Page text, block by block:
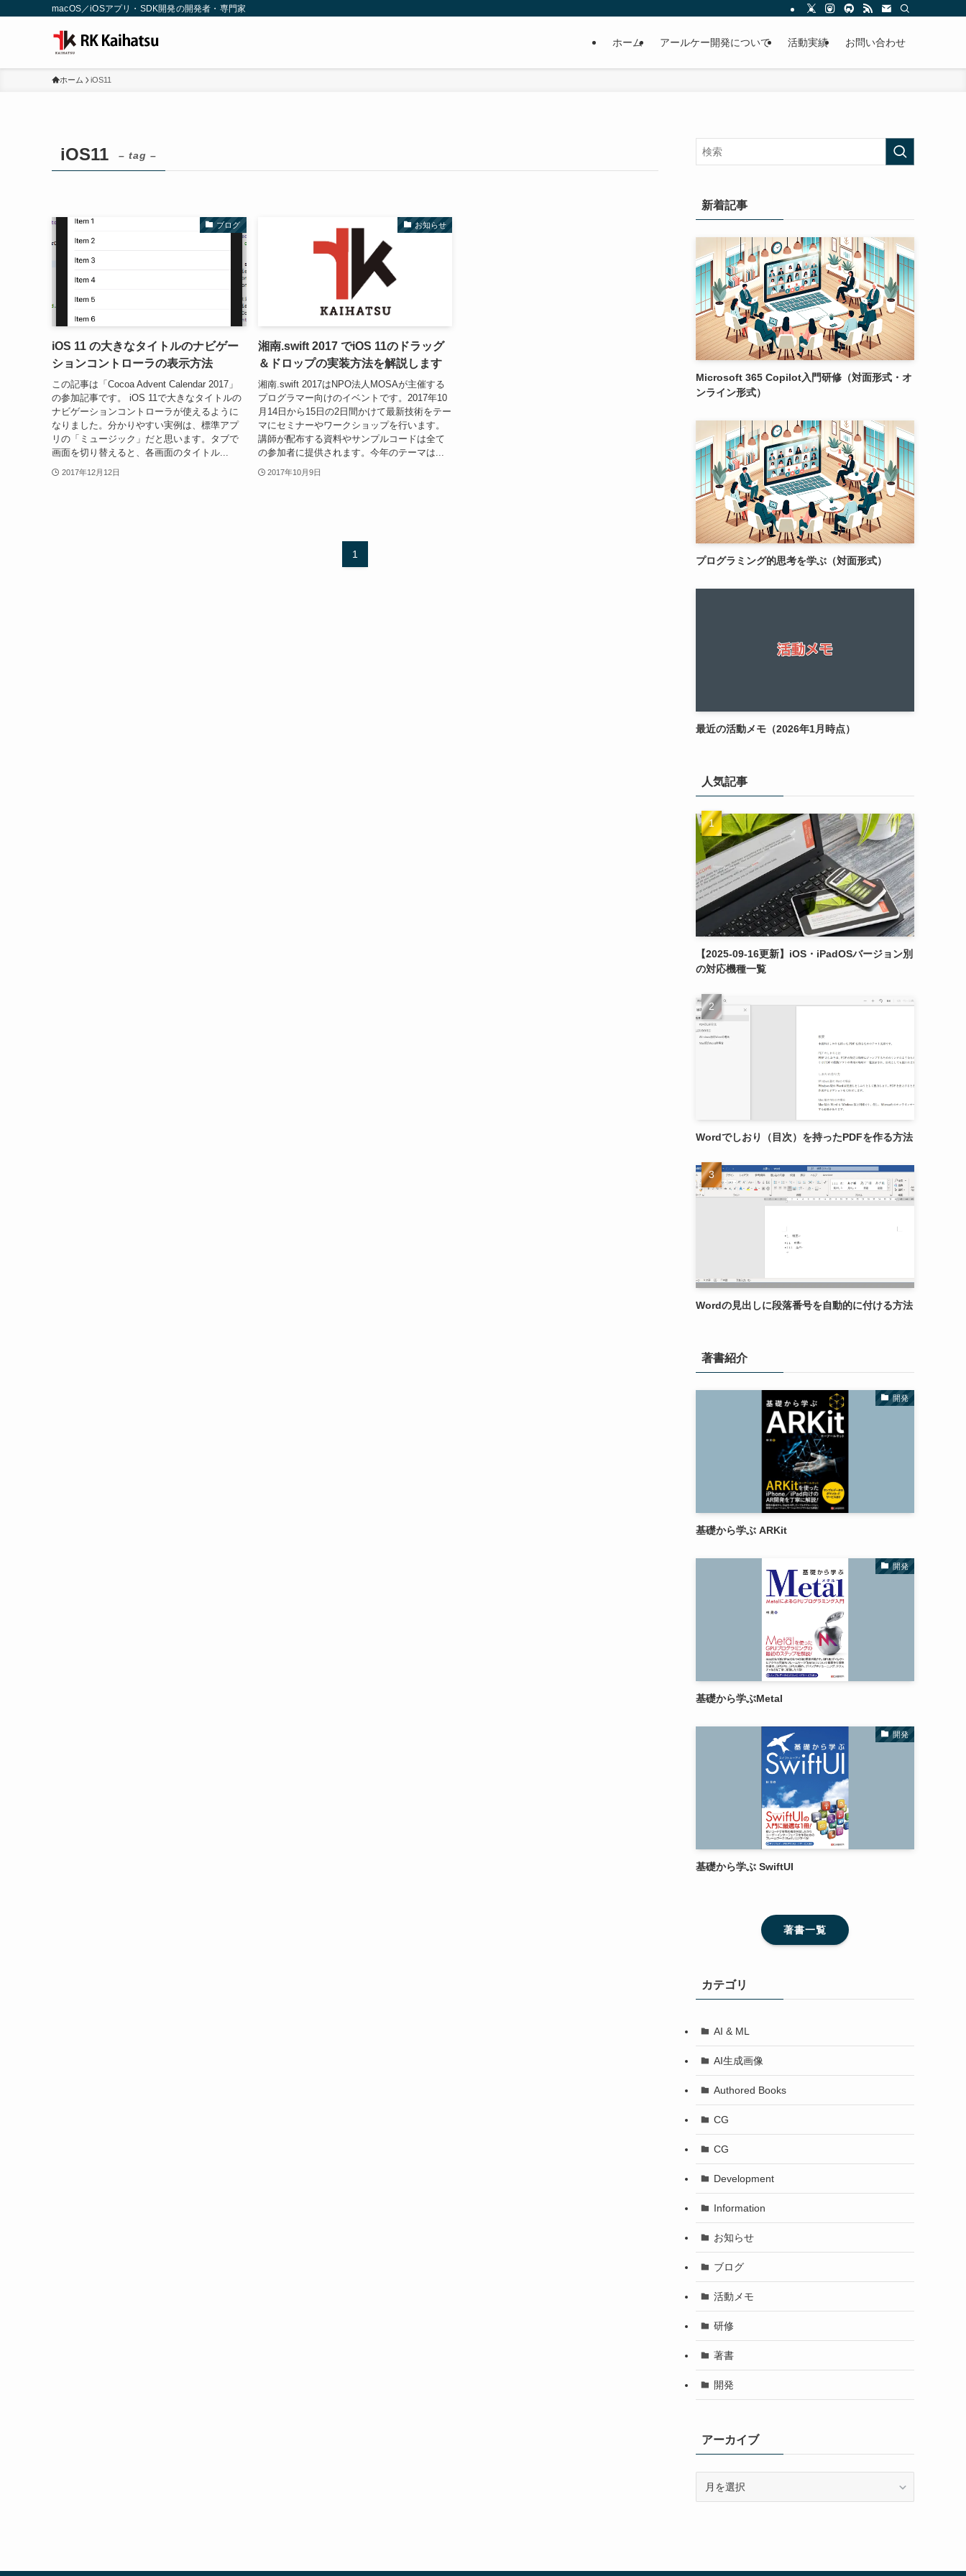
macOS／iOSアプリ・SDK開発の開発者・専門家
ホーム アールケー開発について 活動実績 お問い合わせ
ホーム iOS11
iOS11 – tag –
ブログ
iOS 11 の大きなタイトルのナビゲー
ションコントローラの表示方法
この記事は「Cocoa Advent Calendar 2017」
の参加記事です。 iOS 11で大きなタイトルの
ナビゲーションコントローラが使えるように
なりました。分かりやすい実例は、標準アプ
リの「ミュージック」だと思います。タブで
画面を切り替えると、各画面のタイトル...
2017年12月12日
お知らせ
湘南.swift 2017 でiOS 11のドラッグ
＆ドロップの実装方法を解説します
湘南.swift 2017はNPO法人MOSAが主催する
プログラマー向けのイベントです。2017年10
月14日から15日の2日間かけて最新技術をテー
マにセミナーやワークショップを行います。
講師が配布する資料やサンプルコードは全て
の参加者に提供されます。今年のテーマは...
2017年10月9日
1
新着記事
Microsoft 365 Copilot入門研修（対面形式・オ
ンライン形式）
プログラミング的思考を学ぶ（対面形式）
最近の活動メモ（2026年1月時点）
人気記事
【2025-09-16更新】iOS・iPadOSバージョン別
の対応機種一覧
Wordでしおり（目次）を持ったPDFを作る方法
Wordの見出しに段落番号を自動的に付ける方法
著書紹介
開発
基礎から学ぶ ARKit
開発
基礎から学ぶMetal
開発
基礎から学ぶ SwiftUI
著書一覧
カテゴリ
AI & ML
AI生成画像
Authored Books
CG
CG
Development
Information
お知らせ
ブログ
活動メモ
研修
著書
開発
アーカイブ